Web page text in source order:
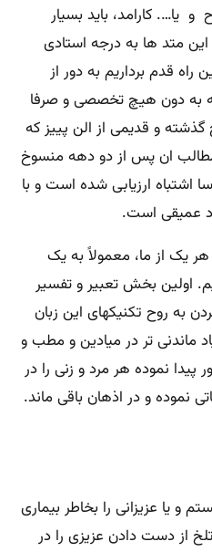
یا…. کارامد،‌ باید بسیار
متد ها به درجه استادی
قدم برداریم به دور از
به دون هیچ تخصصی و صرفا
و قدیمی از الن پییز که
ان پس از دو دهه منسوخ
اشتباه ارزیابی شده است و با
عمیقی است.
یک از ما، معمولاً به یک
اولین بخش تعبیر و تفسیر
به روح تکنیکهای این زبان
ماندنی تر در میادین و مطب و
نموده هر مرد و زنی را در
نموده و در اذهان باقی ماند.
و یا عزیزانی را بخاطر بیماری
از دست دادن عزیزی را در